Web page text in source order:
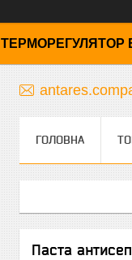
ТЕРМОРЕГУЛЯТОР
ГОЛОВНА
Паста